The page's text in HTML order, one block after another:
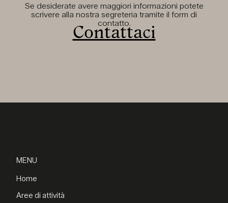
Se desiderate avere maggiori informazioni potete
scrivere alla nostra segreteria tramite il form di
contatto.
Contattaci
MENU
Home
Aree di attività